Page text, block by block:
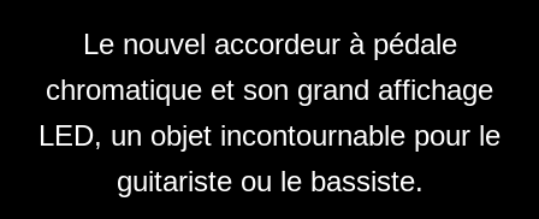
Le nouvel accordeur à pédale
chromatique et son grand affichage
LED, un objet incontournable pour le
guitariste ou le bassiste.